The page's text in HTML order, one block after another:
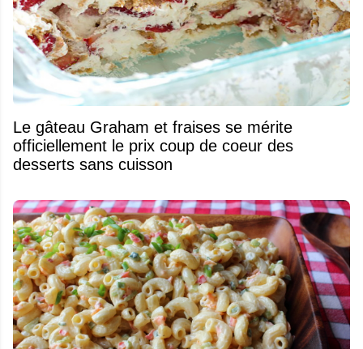
Le gâteau Graham et fraises se mérite
officiellement le prix coup de coeur des
desserts sans cuisson